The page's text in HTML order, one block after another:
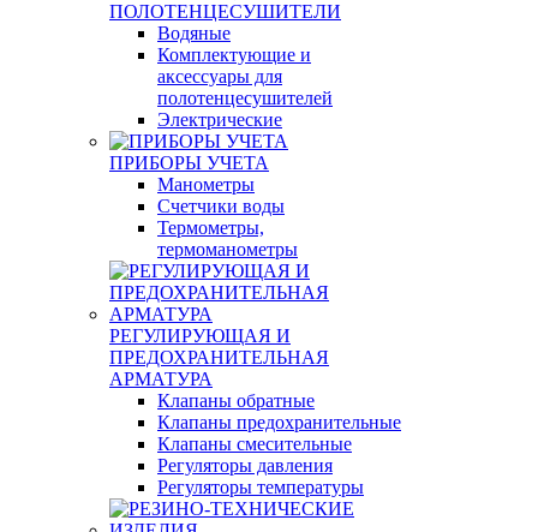
ПОЛОТЕНЦЕСУШИТЕЛИ
Водяные
Комплектующие и
аксессуары для
полотенцесушителей
Электрические
ПРИБОРЫ УЧЕТА
Манометры
Счетчики воды
Термометры,
термоманометры
РЕГУЛИРУЮЩАЯ И
ПРЕДОХРАНИТЕЛЬНАЯ
АРМАТУРА
Клапаны обратные
Клапаны предохранительные
Клапаны смесительные
Регуляторы давления
Регуляторы температуры